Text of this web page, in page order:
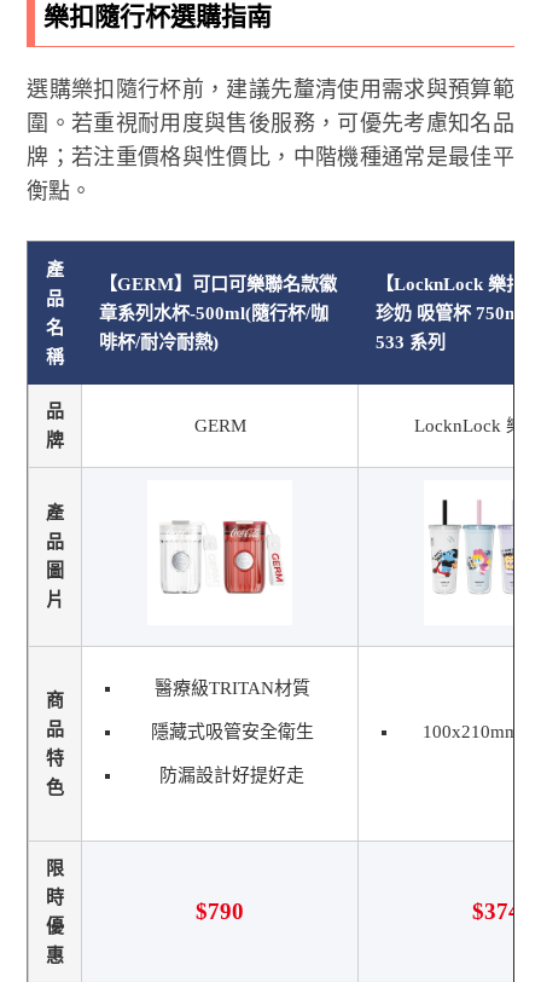
樂扣隨行杯選購指南
選購樂扣隨行杯前，建議先釐清使用需求與預算範
圍。若重視耐用度與售後服務，可優先考慮知名品
牌；若注重價格與性價比，中階機種通常是最佳平
衡點。
產
品
名
稱
【GERM】可口可樂聯名款徽
章系列水杯-500ml(隨行杯/咖
啡杯/耐冷耐熱)
【LocknLock 樂扣
珍奶 吸管杯 750ml /
533 系列
品
牌
GERM LocknLock 樂
產
品
圖
片
商
品
特
色
醫療級TRITAN材質
隱藏式吸管安全衛生
防漏設計好提好走
100x210mmx
限
時
優
惠
$790 $374